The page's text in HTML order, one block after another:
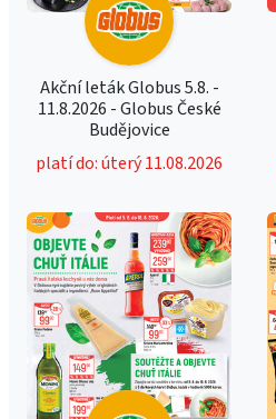
Akční leták Globus 5.8. -
11.8.2026 - Globus České
Budějovice
platí do: úterý 11.08.2026